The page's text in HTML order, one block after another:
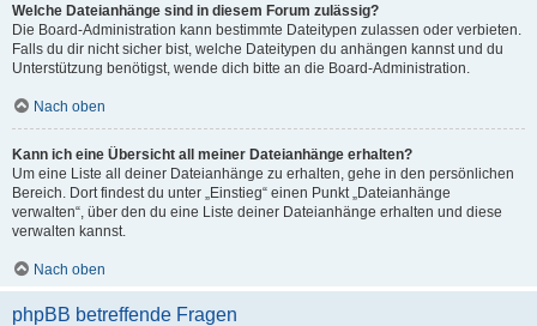
Welche Dateianhänge sind in diesem Forum zulässig?
Die Board-Administration kann bestimmte Dateitypen zulassen oder verbieten.
Falls du dir nicht sicher bist, welche Dateitypen du anhängen kannst und du
Unterstützung benötigst, wende dich bitte an die Board-Administration.
Nach oben
Kann ich eine Übersicht all meiner Dateianhänge erhalten?
Um eine Liste all deiner Dateianhänge zu erhalten, gehe in den persönlichen
Bereich. Dort findest du unter „Einstieg“ einen Punkt „Dateianhänge
verwalten“, über den du eine Liste deiner Dateianhänge erhalten und diese
verwalten kannst.
Nach oben
phpBB betreffende Fragen